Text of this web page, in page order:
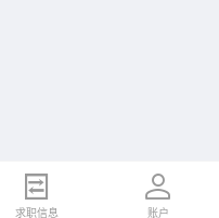
求职信息 账户